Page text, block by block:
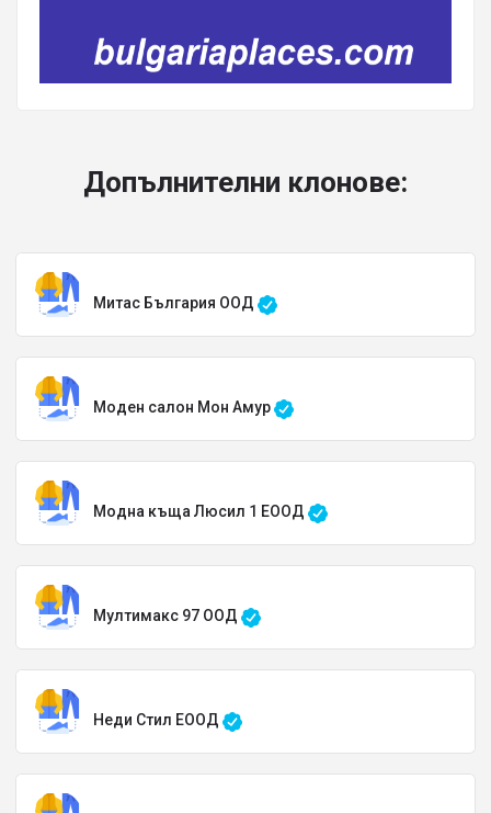
Допълнителни клонове:
Митас България ООД
Моден салон Мон Амур
Модна къща Люсил 1 ЕООД
Мултимакс 97 ООД
Неди Стил ЕООД